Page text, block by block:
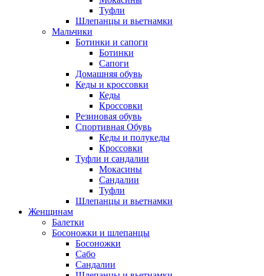
Туфли
Шлепанцы и вьетнамки
Мальчики
Ботинки и сапоги
Ботинки
Сапоги
Домашняя обувь
Кеды и кроссовки
Кеды
Кроссовки
Резиновая обувь
Спортивная Обувь
Кеды и полукеды
Кроссовки
Туфли и сандалии
Мокасины
Сандалии
Туфли
Шлепанцы и вьетнамки
Женщинам
Балетки
Босоножки и шлепанцы
Босоножки
Сабо
Сандалии